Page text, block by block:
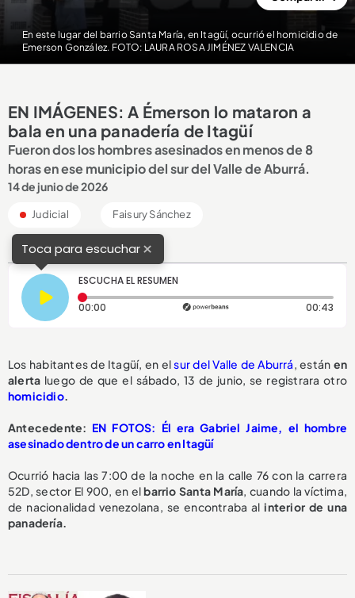
En este lugar del barrio Santa María, en Itagüí, ocurrió el homicidio de
Emerson González. FOTO: LAURA ROSA JIMÉNEZ VALENCIA
EN IMÁGENES: A Émerson lo mataron a
bala en una panadería de Itagüí
Fueron dos los hombres asesinados en menos de 8
horas en ese municipio del sur del Valle de Aburrá.
14 de junio de 2026
Judicial Faisury Sánchez
Toca para escuchar×
ESCUCHA EL RESUMEN
00:00 Tiempo transcurrido: 0 segundos 00:43
Los habitantes de Itagüí, en elsur del Valle de Aburrá, están en
alerta luego de que el sábado, 13 de junio, se registrara otro
homicidio.
Antecedente: EN FOTOS: Él era Gabriel Jaime, el hombre
asesinado dentro de un carro en Itagüí
Ocurrió hacia las 7:00 de la noche en la calle 76 con la carrera
52D, sector El 900, en elbarrio Santa María, cuando la víctima,
de nacionalidad venezolana, se encontraba al interior de una
panadería.